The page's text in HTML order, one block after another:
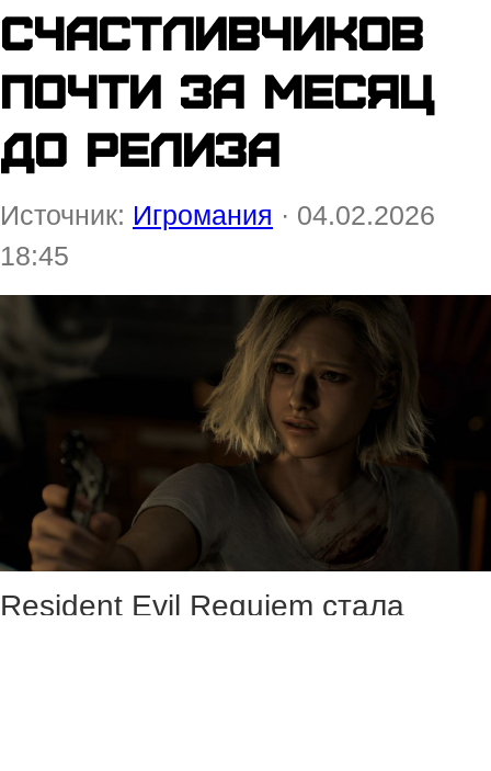
счастливчиков
почти за месяц
до релиза
Источник: Игромания · 04.02.2026
18:45
Resident Evil Requiem стала